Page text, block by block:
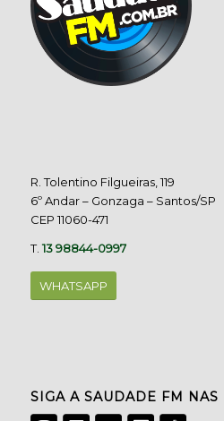
R. Tolentino Filgueiras, 119
6º Andar – Gonzaga – Santos/SP
CEP 11060-471
T.13 98844-0997
WHATSAPP
SIGA A SAUDADE FM NAS